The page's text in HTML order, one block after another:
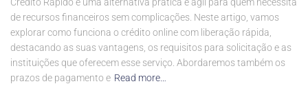
de recursos financeiros sem complicações. Neste artigo, vamos
explorar como funciona o crédito online com liberação rápida,
destacando as suas vantagens, os requisitos para solicitação e as
instituições que oferecem esse serviço. Abordaremos também os
prazos de pagamento e Read more…